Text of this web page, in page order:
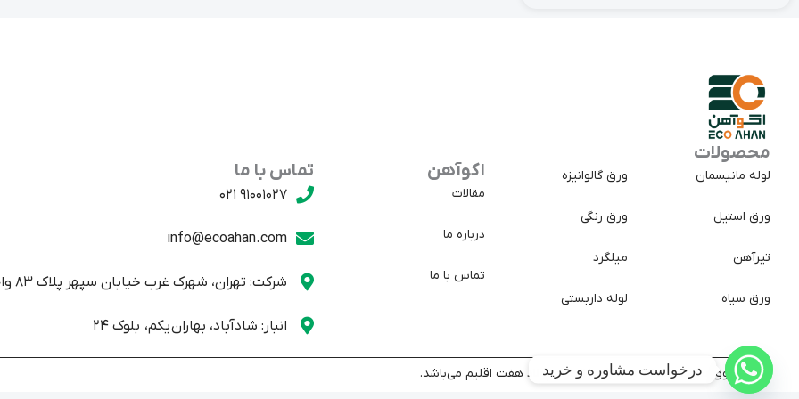
محصولات
لوله مانیسمان
ورق استیل
تیرآهن
ورق سیاه
ورق گالوانیزه
ورق رنگی
میلگرد
لوله داربستی
اکوآهن
مقالات
درباره ما
تماس با ما
تماس با ما
91001027 021
info@ecoahan.com
شرکت: تهران، شهرک غرب خیابان سپهر پلاک 83 واحد یک
انبار: شادآباد، بهاران یکم، بلوک 24
کلیه حقوق سایت متعلق به شرکت تجارت پولاد هفت اقلیم می‌باشد.
درخواست مشاوره و خرید